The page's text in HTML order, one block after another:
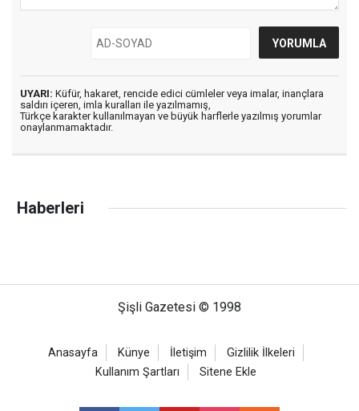
UYARI: Küfür, hakaret, rencide edici cümleler veya imalar, inançlara
saldırı içeren, imla kuralları ile yazılmamış,
Türkçe karakter kullanılmayan ve büyük harflerle yazılmış yorumlar
onaylanmamaktadır.
Haberleri
Şişli Gazetesi © 1998
Anasayfa Künye İletişim
Gizlilik İlkeleri
Kullanım Şartları
Sitene Ekle